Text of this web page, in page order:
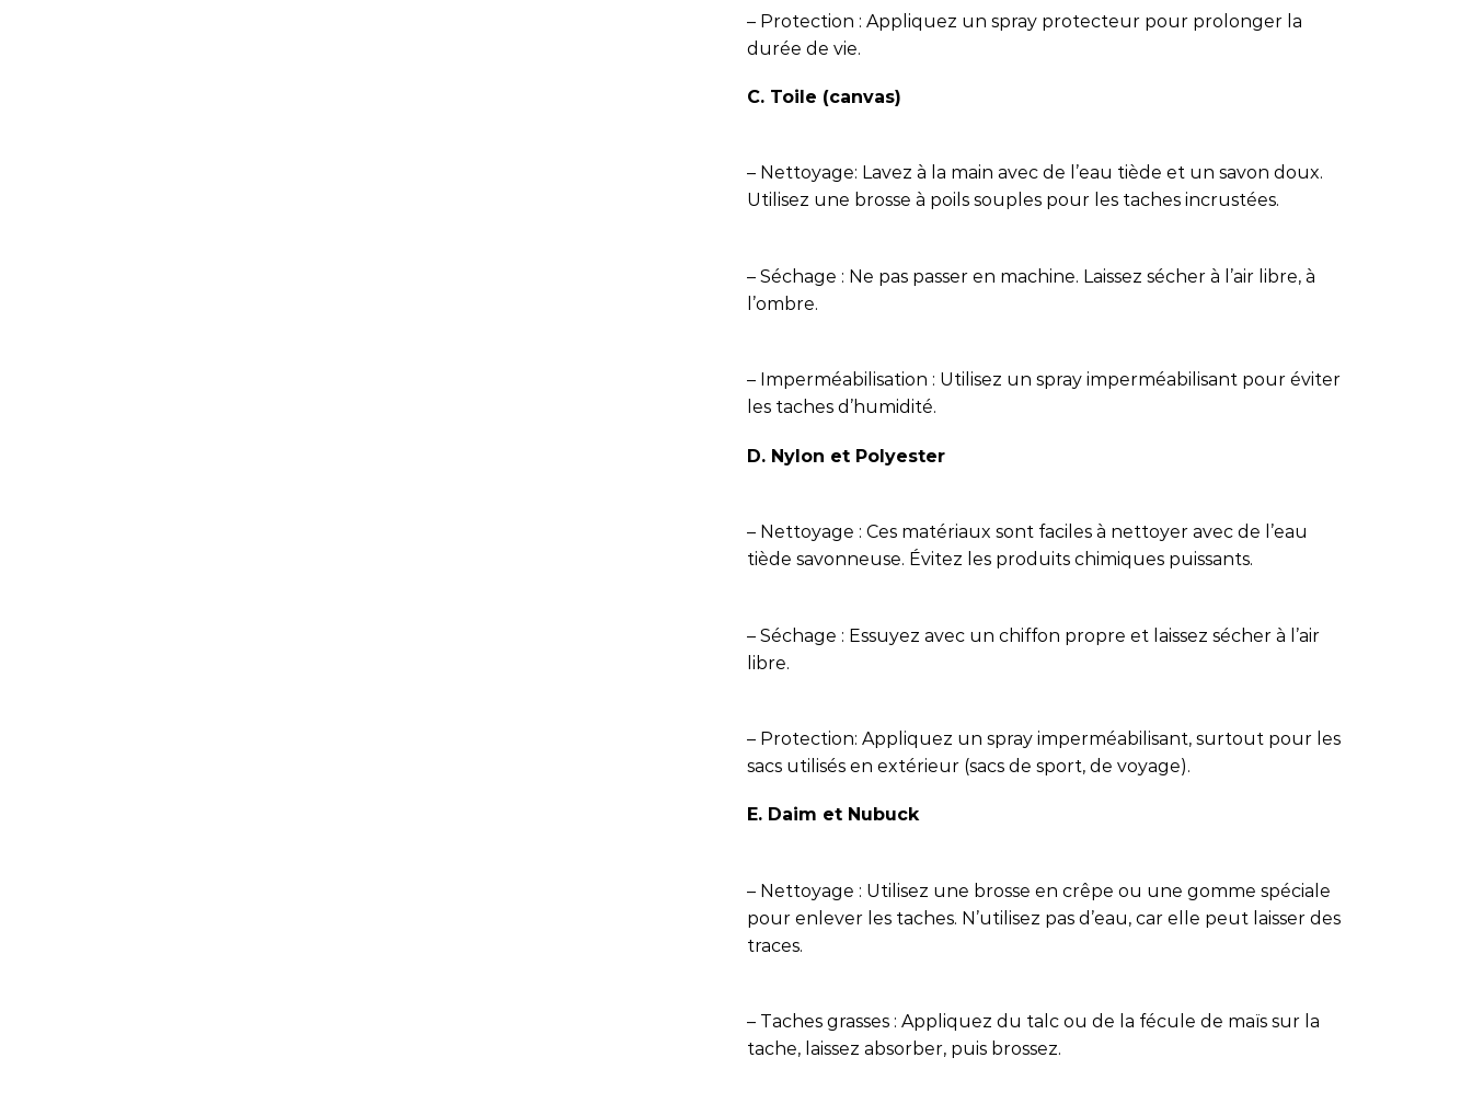
– Protection : Appliquez un spray protecteur pour prolonger la
durée de vie.
C. Toile (canvas)
– Nettoyage: Lavez à la main avec de l’eau tiède et un savon doux.
Utilisez une brosse à poils souples pour les taches incrustées.
– Séchage : Ne pas passer en machine. Laissez sécher à l’air libre, à
l’ombre.
– Imperméabilisation : Utilisez un spray imperméabilisant pour éviter
les taches d’humidité.
D. Nylon et Polyester
– Nettoyage : Ces matériaux sont faciles à nettoyer avec de l’eau
tiède savonneuse. Évitez les produits chimiques puissants.
– Séchage : Essuyez avec un chiffon propre et laissez sécher à l’air
libre.
– Protection: Appliquez un spray imperméabilisant, surtout pour les
sacs utilisés en extérieur (sacs de sport, de voyage).
E. Daim et Nubuck
– Nettoyage : Utilisez une brosse en crêpe ou une gomme spéciale
pour enlever les taches. N’utilisez pas d’eau, car elle peut laisser des
traces.
– Taches grasses : Appliquez du talc ou de la fécule de maïs sur la
tache, laissez absorber, puis brossez.